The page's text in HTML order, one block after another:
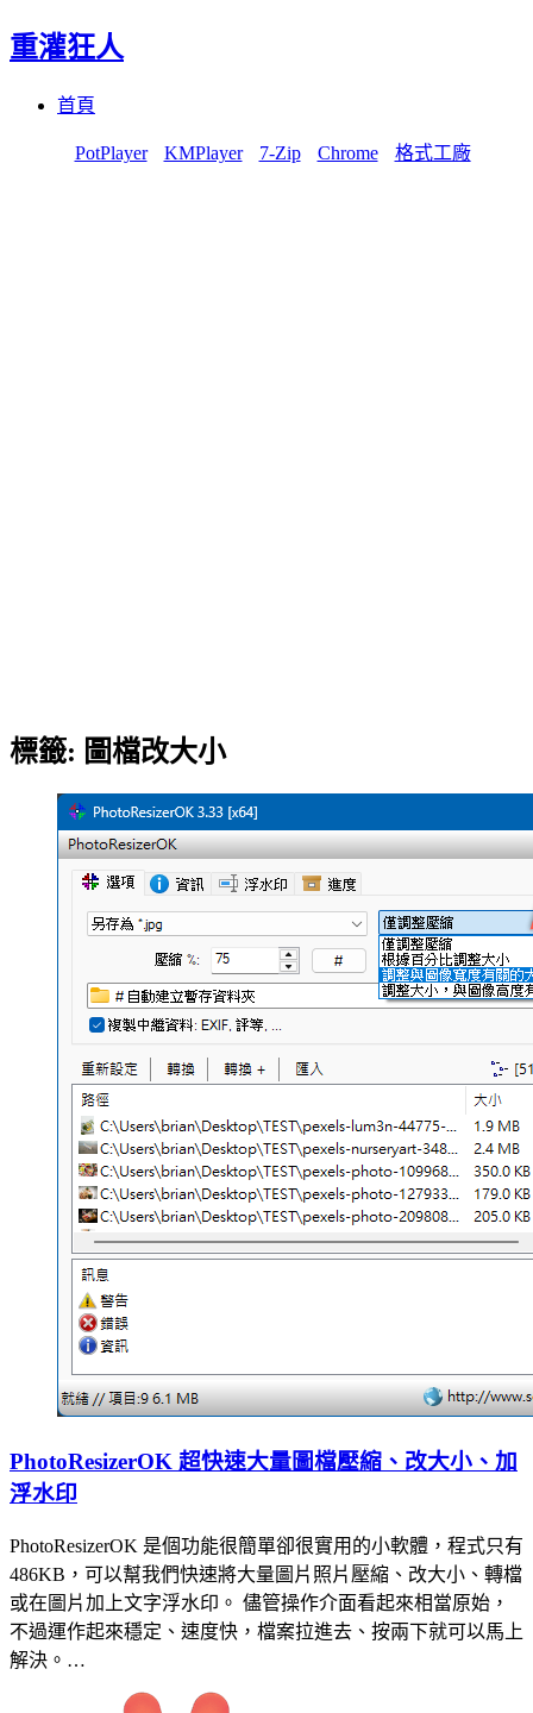
重灌狂人
首頁
PotPlayer KMPlayer 7-Zip Chrome 格式工廠
標籤: 圖檔改大小
PhotoResizerOK 超快速大量圖檔壓縮、改大小、加
浮水印
PhotoResizerOK 是個功能很簡單卻很實用的小軟體，程式只有
486KB，可以幫我們快速將大量圖片照片壓縮、改大小、轉檔
或在圖片加上文字浮水印。 儘管操作介面看起來相當原始，
不過運作起來穩定、速度快，檔案拉進去、按兩下就可以馬上
解決。…